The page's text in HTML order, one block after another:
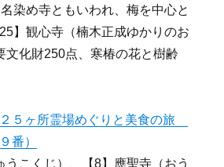
名染め寺ともいわれ、梅を中心と
】観心寺（楠木正成ゆかりのお
文化財250点、寒椿の花と樹齢
５ヶ所霊場めぐりと美食の旅
番）
うこくじ）、【8】應聖寺（おう